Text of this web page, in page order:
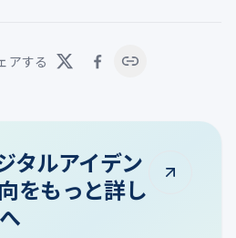
アする
タルアイデン
をもっと詳し